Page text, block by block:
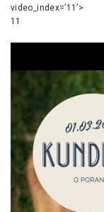
video_index=’11’>
11